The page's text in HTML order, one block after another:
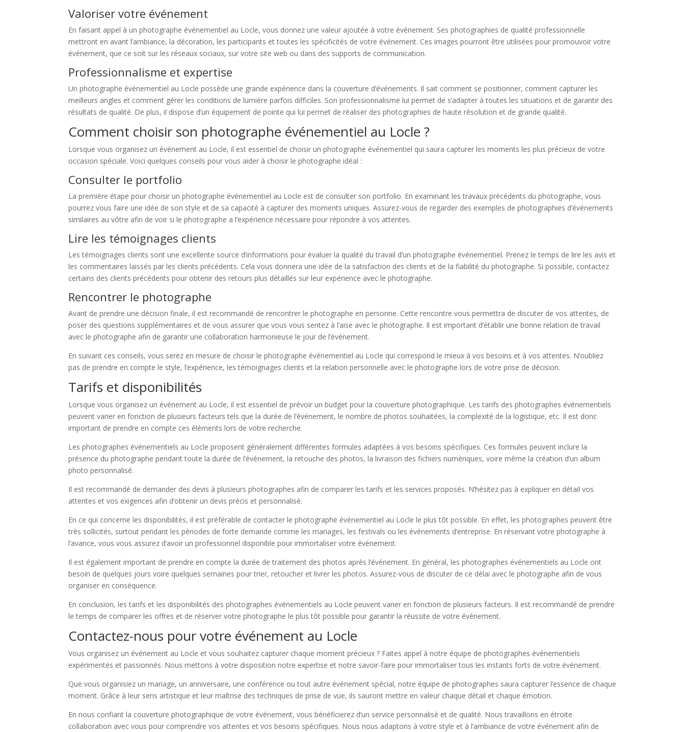
Valoriser votre événement
En faisant appel à un photographe événementiel au Locle, vous donnez une valeur ajoutée à votre événement. Ses photographies de qualité professionnelle
mettront en avant l’ambiance, la décoration, les participants et toutes les spécificités de votre événement. Ces images pourront être utilisées pour promouvoir votre
événement, que ce soit sur les réseaux sociaux, sur votre site web ou dans des supports de communication.
Professionnalisme et expertise
Un photographe événementiel au Locle possède une grande expérience dans la couverture d’événements. Il sait comment se positionner, comment capturer les
meilleurs angles et comment gérer les conditions de lumière parfois difficiles. Son professionnalisme lui permet de s’adapter à toutes les situations et de garantir des
résultats de qualité. De plus, il dispose d’un équipement de pointe qui lui permet de réaliser des photographies de haute résolution et de grande qualité.
Comment choisir son photographe événementiel au Locle ?
Lorsque vous organisez un événement au Locle, il est essentiel de choisir un photographe événementiel qui saura capturer les moments les plus précieux de votre
occasion spéciale. Voici quelques conseils pour vous aider à choisir le photographe idéal :
Consulter le portfolio
La première étape pour choisir un photographe événementiel au Locle est de consulter son portfolio. En examinant les travaux précédents du photographe, vous
pourrez vous faire une idée de son style et de sa capacité à capturer des moments uniques. Assurez-vous de regarder des exemples de photographies d’événements
similaires au vôtre afin de voir si le photographe a l’expérience nécessaire pour répondre à vos attentes.
Lire les témoignages clients
Les témoignages clients sont une excellente source d’informations pour évaluer la qualité du travail d’un photographe événementiel. Prenez le temps de lire les avis et
les commentaires laissés par les clients précédents. Cela vous donnera une idée de la satisfaction des clients et de la fiabilité du photographe. Si possible, contactez
certains des clients précédents pour obtenir des retours plus détaillés sur leur expérience avec le photographe.
Rencontrer le photographe
Avant de prendre une décision finale, il est recommandé de rencontrer le photographe en personne. Cette rencontre vous permettra de discuter de vos attentes, de
poser des questions supplémentaires et de vous assurer que vous vous sentez à l’aise avec le photographe. Il est important d’établir une bonne relation de travail
avec le photographe afin de garantir une collaboration harmonieuse le jour de l’événement.
En suivant ces conseils, vous serez en mesure de choisir le photographe événementiel au Locle qui correspond le mieux à vos besoins et à vos attentes. N’oubliez
pas de prendre en compte le style, l’expérience, les témoignages clients et la relation personnelle avec le photographe lors de votre prise de décision.
Tarifs et disponibilités
Lorsque vous organisez un événement au Locle, il est essentiel de prévoir un budget pour la couverture photographique. Les tarifs des photographes événementiels
peuvent varier en fonction de plusieurs facteurs tels que la durée de l’événement, le nombre de photos souhaitées, la complexité de la logistique, etc. Il est donc
important de prendre en compte ces éléments lors de votre recherche.
Les photographes événementiels au Locle proposent généralement différentes formules adaptées à vos besoins spécifiques. Ces formules peuvent inclure la
présence du photographe pendant toute la durée de l’événement, la retouche des photos, la livraison des fichiers numériques, voire même la création d’un album
photo personnalisé.
Il est recommandé de demander des devis à plusieurs photographes afin de comparer les tarifs et les services proposés. N’hésitez pas à expliquer en détail vos
attentes et vos exigences afin d’obtenir un devis précis et personnalisé.
En ce qui concerne les disponibilités, il est préférable de contacter le photographe événementiel au Locle le plus tôt possible. En effet, les photographes peuvent être
très sollicités, surtout pendant les périodes de forte demande comme les mariages, les festivals ou les événements d’entreprise. En réservant votre photographe à
l’avance, vous vous assurez d’avoir un professionnel disponible pour immortaliser votre événement.
Il est également important de prendre en compte la durée de traitement des photos après l’événement. En général, les photographes événementiels au Locle ont
besoin de quelques jours voire quelques semaines pour trier, retoucher et livrer les photos. Assurez-vous de discuter de ce délai avec le photographe afin de vous
organiser en conséquence.
En conclusion, les tarifs et les disponibilités des photographes événementiels au Locle peuvent varier en fonction de plusieurs facteurs. Il est recommandé de prendre
le temps de comparer les offres et de réserver votre photographe le plus tôt possible pour garantir la réussite de votre événement.
Contactez-nous pour votre événement au Locle
Vous organisez un événement au Locle et vous souhaitez capturer chaque moment précieux ? Faites appel à notre équipe de photographes événementiels
expérimentés et passionnés. Nous mettons à votre disposition notre expertise et notre savoir-faire pour immortaliser tous les instants forts de votre événement.
Que vous organisiez un mariage, un anniversaire, une conférence ou tout autre événement spécial, notre équipe de photographes saura capturer l’essence de chaque
moment. Grâce à leur sens artistique et leur maîtrise des techniques de prise de vue, ils sauront mettre en valeur chaque détail et chaque émotion.
En nous confiant la couverture photographique de votre événement, vous bénéficierez d’un service personnalisé et de qualité. Nous travaillons en étroite
collaboration avec vous pour comprendre vos attentes et vos besoins spécifiques. Nous nous adaptons à votre style et à l’ambiance de votre événement afin de